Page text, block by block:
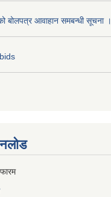
बोलपत्र आवाहान समबन्धी सूचना ।